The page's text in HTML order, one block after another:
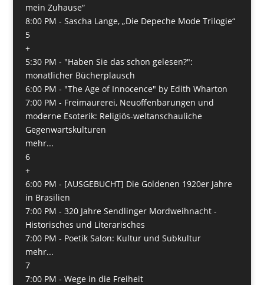
mein Zuhause“
8:00 PM - Sascha Lange, „Die Depeche Mode Trilogie“
5
+
5:30 PM - "Haben Sie das schon gelesen?":
monatlicher Bücherplausch
6:00 PM - "The Age of Innocence" by Edith Wharton
7:00 PM - Freimaurerei, Neuoffenbarungen und
moderne Esoterik: Religiös-weltanschauliche
Gegenwartskulturen
mehr...
6
+
6:00 PM - [AUSGEBUCHT] Die Goldenen 1920er Jahre
in Brasilien
7:00 PM - 320 Jahre Sendlinger Mordweihnacht -
Historisches und Literarisches
7:00 PM - ­Poetik Salon: Kultur und Subkultur
mehr...
7
7:00 PM - Wege in die Freiheit